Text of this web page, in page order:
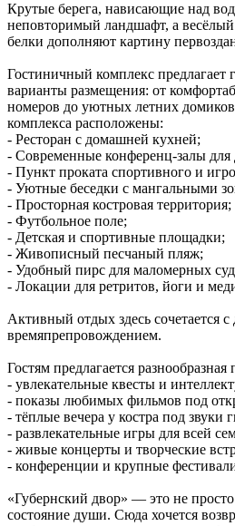
Крутые берега, нависающие над
неповторимый ландшафт, а
белки дополняют картину
Гостиничный комплекс предлагает
варианты размещения: от
номеров до уютных летних
комплекса расположены:
- Ресторан с домашней кухней;
- Современные конференц-залы для
- Пункт проката спортивного и
- Уютные беседки с мангальными
- Просторная костровая территория;
- Футбольное поле;
- Детская и спортивные площадки;
- Живописный песчаный пляж;
- Удобный пирс для маломерных
- Локации для ретритов, йоги и
Активный отдых здесь сочетается
времяпрепровождением.
Гостям предлагается
- увлекательные квесты и
- показы любимых фильмов под
- тёплые вечера у костра под звуки
- развлекательные игры для всей
- живые концерты и творческие
- конференции и крупные
«Губернский двор» — это не
состояние души. Сюда хочется